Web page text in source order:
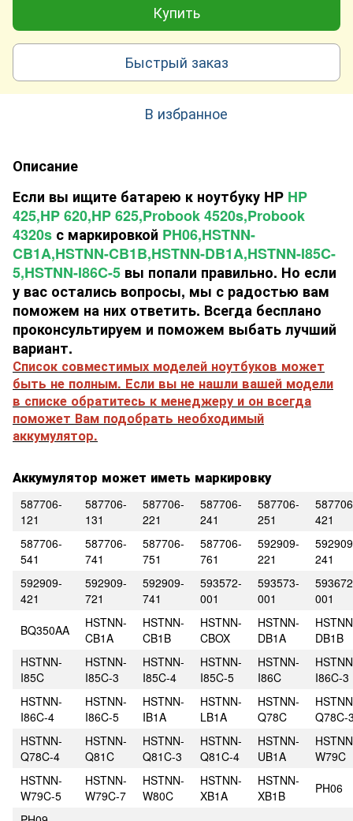
Купить
Быстрый заказ
В избранное
Описание
Если вы ищите батарею к ноутбуку HP HP
425,HP 620,HP 625,Probook 4520s,Probook
4320s с маркировкой PH06,HSTNN-
CB1A,HSTNN-CB1B,HSTNN-DB1A,HSTNN-I85C-
5,HSTNN-I86C-5 вы попали правильно. Но если
у вас остались вопросы, мы с радостью вам
поможем на них ответить. Всегда бесплано
проконсультируем и поможем выбать лучший
вариант.
Список совместимых моделей ноутбуков может
быть не полным. Если вы не нашли вашей модели
в списке обратитесь к менеджеру и он всегда
поможет Вам подобрать необходимый
аккумулятор.
Аккумулятор может иметь маркировку
587706-
121
587706-
131
587706-
221
587706-
241
587706-
251
421
587706-
541
587706-
741
587706-
751
587706-
761
592909-
221
241
592909-
421
592909-
721
592909-
741
593572-
001
593573-
001
001
BQ350AA
HSTNN-
CB1A
HSTNN-
CB1B
HSTNN-
CBOX
HSTNN-
DB1A
DB1B
HSTNN-
I85C
HSTNN-
I85C-3
HSTNN-
I85C-4
HSTNN-
I85C-5
HSTNN-
I86C
I86C-3
HSTNN-
I86C-4
HSTNN-
I86C-5
HSTNN-
IB1A
HSTNN-
LB1A
HSTNN-
Q78C
Q78C-
HSTNN-
Q78C-4
HSTNN-
Q81C
HSTNN-
Q81C-3
HSTNN-
Q81C-4
HSTNN-
UB1A
W79C
HSTNN-
W79C-5
HSTNN-
W79C-7
HSTNN-
W80C
HSTNN-
XB1A
HSTNN-
XB1B
PH06